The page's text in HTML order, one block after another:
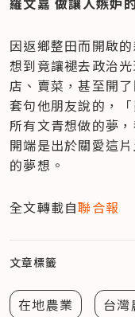
因返鄉整田而開啟
想到竟讓褪去政治
店、賣菜，甚至開
套句他朋友說的，
所有文青想做的夢
開端是出於關愛這
的夢想。
全文轉載自聯合報
文章標籤
在地農業 台灣